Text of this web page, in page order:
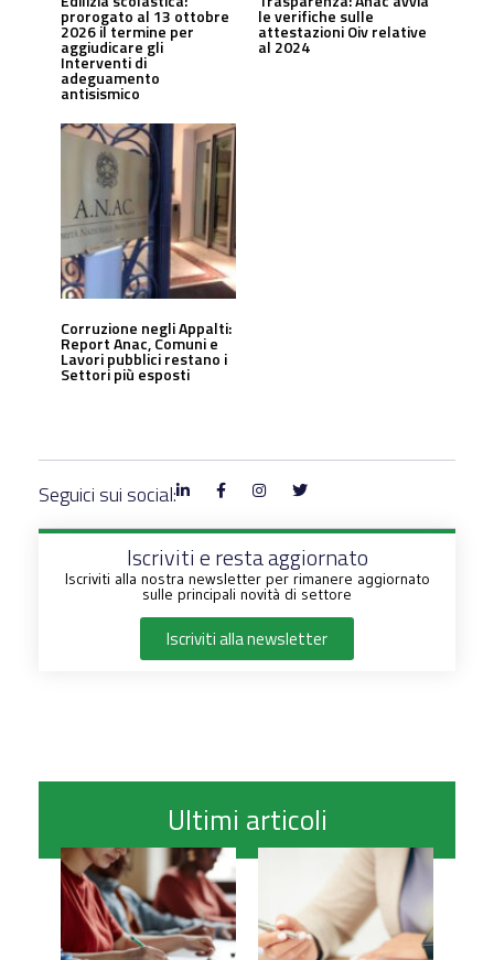
prorogato al 13 ottobre
2026 il termine per
aggiudicare gli
Interventi di
adeguamento
antisismico
le verifiche sulle
attestazioni Oiv relative
al 2024
Corruzione negli Appalti:
Report Anac, Comuni e
Lavori pubblici restano i
Settori più esposti
Seguici sui social:
Iscriviti e resta aggiornato
Iscriviti alla nostra newsletter per rimanere aggiornato
sulle principali novità di settore
Iscriviti alla newsletter
Ultimi articoli